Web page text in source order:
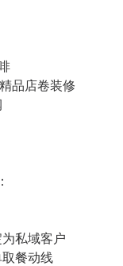
品店卷装修
私域客户
餐动线